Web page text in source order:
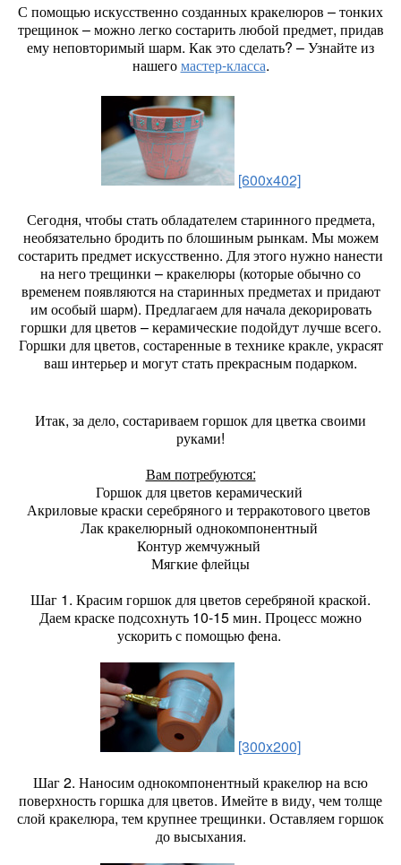
С помощью искусственно созданных кракелюров – тонких
трещинок – можно легко состарить любой предмет, придав
ему неповторимый шарм. Как это сделать? – Узнайте из
нашегомастер-класса.
[600x402]
Сегодня, чтобы стать обладателем старинного предмета,
необязательно бродить по блошиным рынкам. Мы можем
состарить предмет искусственно. Для этого нужно нанести
на него трещинки – кракелюры (которые обычно со
временем появляются на старинных предметах и придают
им особый шарм). Предлагаем для начала декорировать
горшки для цветов – керамические подойдут лучше всего.
Горшки для цветов, состаренные в технике кракле, украсят
ваш интерьер и могут стать прекрасным подарком.
Итак, за дело, состариваем горшок для цветка своими
руками!
Вам потребуются:
Горшок для цветов керамический
Акриловые краски серебряного и терракотового цветов
Лак кракелюрный однокомпонентный
Контур жемчужный
Мягкие флейцы
Шаг 1. Красим горшок для цветов серебряной краской.
Даем краске подсохнуть 10-15 мин. Процесс можно
ускорить с помощью фена.
[300x200]
Шаг 2. Наносим однокомпонентный кракелюр на всю
поверхность горшка для цветов. Имейте в виду, чем толще
слой кракелюра, тем крупнее трещинки. Оставляем горшок
до высыхания.